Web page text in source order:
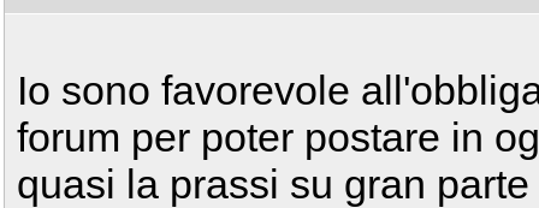
Io sono favorevole
forum per poter postare in
quasi la prassi su gran